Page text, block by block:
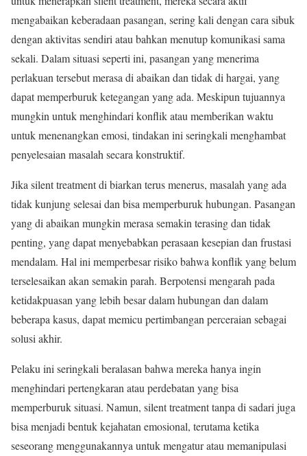
mengabaikan keberadaan pasangan, sering kali dengan cara sibuk
dengan aktivitas sendiri atau bahkan menutup komunikasi sama
sekali. Dalam situasi seperti ini, pasangan yang menerima
perlakuan tersebut merasa di abaikan dan tidak di hargai, yang
dapat memperburuk ketegangan yang ada. Meskipun tujuannya
mungkin untuk menghindari konflik atau memberikan waktu
untuk menenangkan emosi, tindakan ini seringkali menghambat
penyelesaian masalah secara konstruktif.
Jika silent treatment di biarkan terus menerus, masalah yang ada
tidak kunjung selesai dan bisa memperburuk hubungan. Pasangan
yang di abaikan mungkin merasa semakin terasing dan tidak
penting, yang dapat menyebabkan perasaan kesepian dan frustasi
mendalam. Hal ini memperbesar risiko bahwa konflik yang belum
terselesaikan akan semakin parah. Berpotensi mengarah pada
ketidakpuasan yang lebih besar dalam hubungan dan dalam
beberapa kasus, dapat memicu pertimbangan perceraian sebagai
solusi akhir.
Pelaku ini seringkali beralasan bahwa mereka hanya ingin
menghindari pertengkaran atau perdebatan yang bisa
memperburuk situasi. Namun, silent treatment tanpa di sadari juga
bisa menjadi bentuk kejahatan emosional, terutama ketika
seseorang menggunakannya untuk mengatur atau memanipulasi